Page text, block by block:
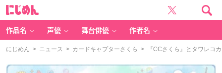
作品名 声優 舞台俳優 作者名
にじめん > ニュース > カードキャプターさくら > 『CCさくら』とタワレコ